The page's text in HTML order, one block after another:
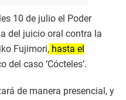
10 de julio el Poder
del juicio oral contra la
Fujimori, hasta el
del caso ‘Cócteles’.
de manera presencial, y